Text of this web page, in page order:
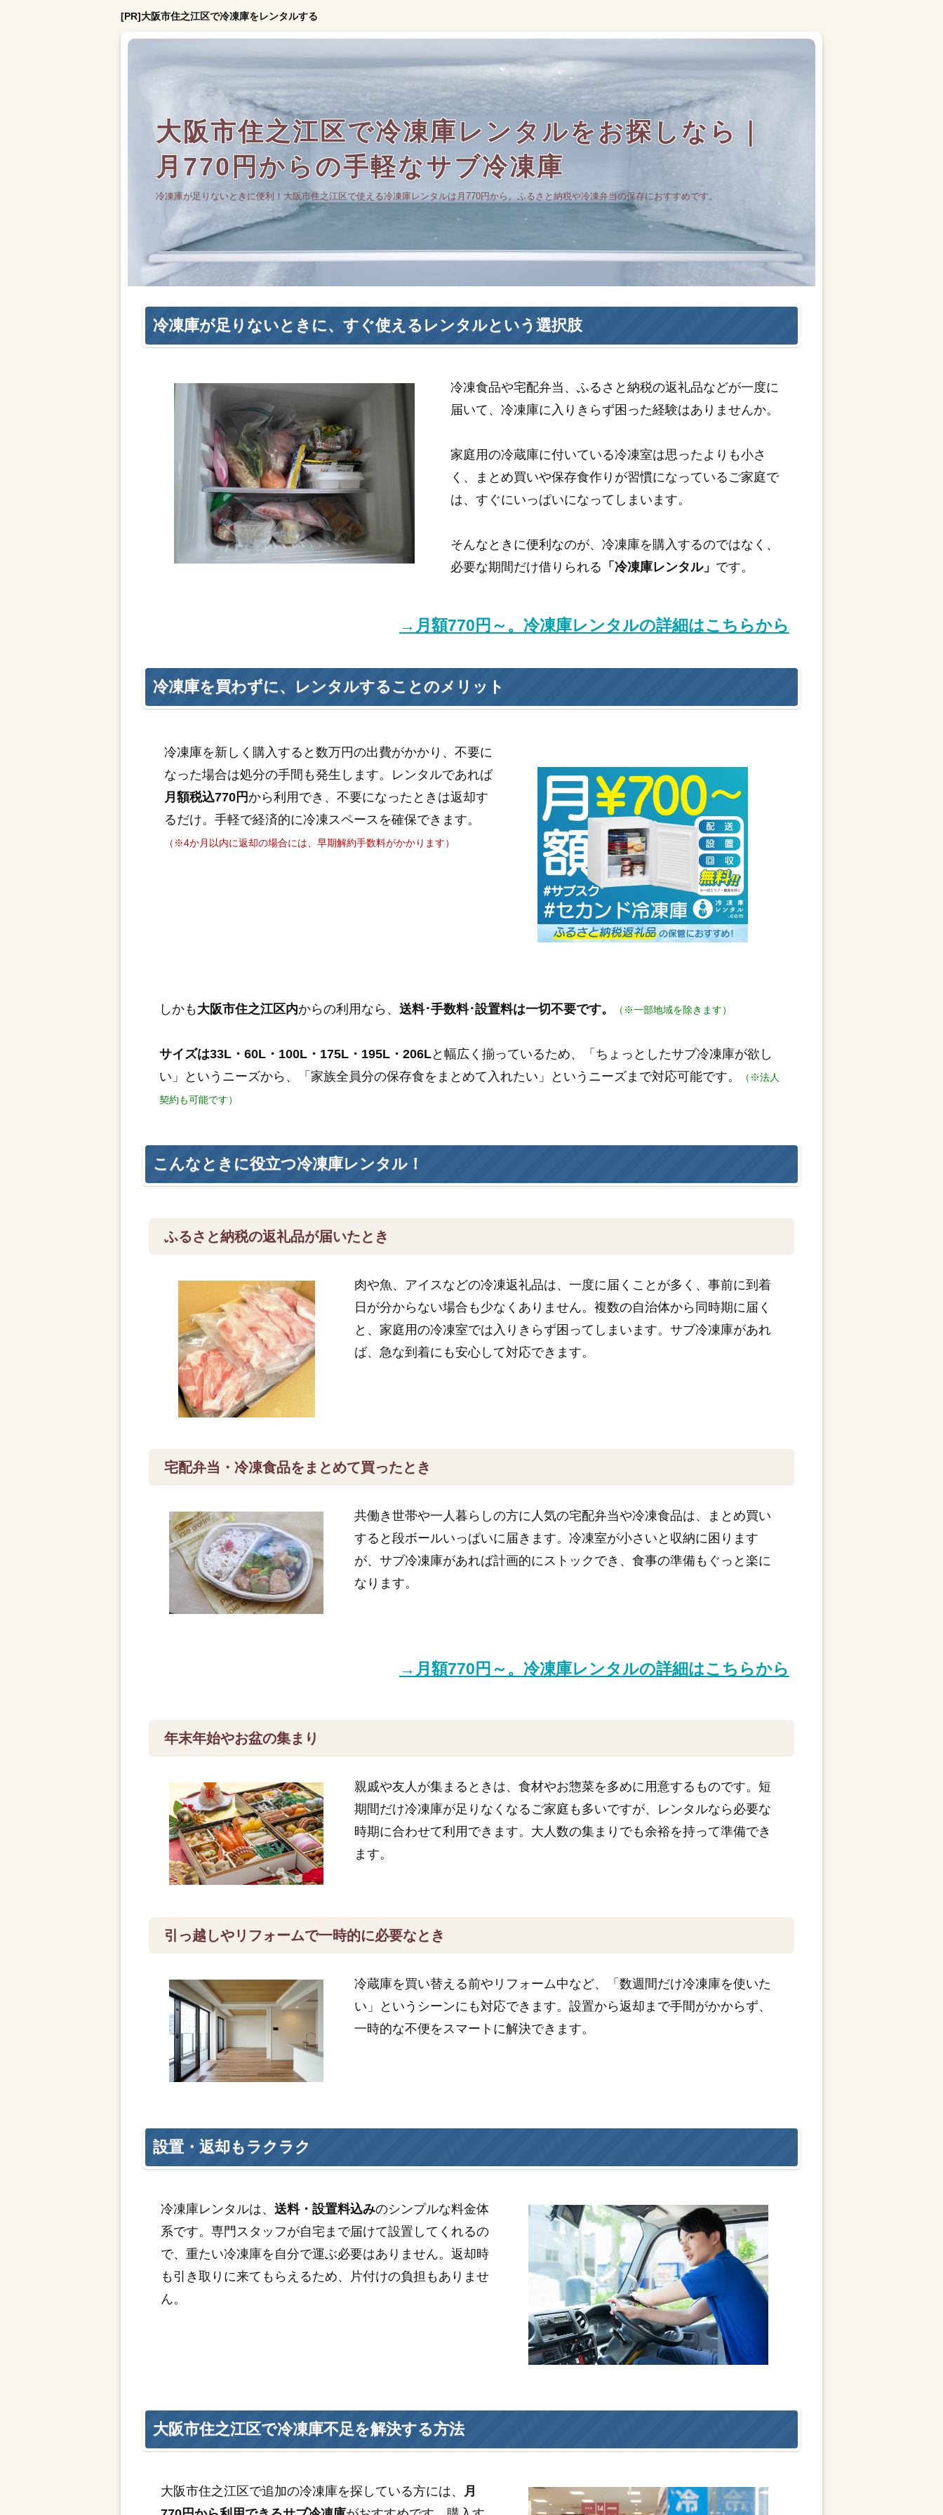
[PR]大阪市住之江区で冷凍庫をレンタルする
大阪市住之江区で冷凍庫レンタルをお探しなら｜
月770円からの手軽なサブ冷凍庫
冷凍庫が足りないときに便利！大阪市住之江区で使える冷凍庫レンタルは月770円から。ふるさと納税や冷凍弁当の保存におすすめです。
冷凍庫が足りないときに、すぐ使えるレンタルという選択肢
冷凍食品や宅配弁当、ふるさと納税の返礼品などが一度に
届いて、冷凍庫に入りきらず困った経験はありませんか。
家庭用の冷蔵庫に付いている冷凍室は思ったよりも小さ
く、まとめ買いや保存食作りが習慣になっているご家庭で
は、すぐにいっぱいになってしまいます。
そんなときに便利なのが、冷凍庫を購入するのではなく、
必要な期間だけ借りられる 「冷凍庫レンタル」 です。
→月額770円～。冷凍庫レンタルの詳細はこちらから
冷凍庫を買わずに、レンタルすることのメリット
冷凍庫を新しく購入すると数万円の出費がかかり、不要に
なった場合は処分の手間も発生します。レンタルであれば
月額税込770円から利用でき、不要になったときは返却す
るだけ。手軽で経済的に冷凍スペースを確保できます。
（※4か月以内に返却の場合には、早期解約手数料がかかります）
しかも 大阪市住之江区内からの利用なら、送料･手数料･設置料は一切不要です。 （※一部地域を除きます）
サイズは33L・60L・100L・175L・195L・206Lと幅広く揃っているため、「ちょっとしたサブ冷凍庫が欲し
い」というニーズから、「家族全員分の保存食をまとめて入れたい」というニーズまで対応可能です。
（※法人
契約も可能です）
こんなときに役立つ冷凍庫レンタル！
ふるさと納税の返礼品が届いたとき
肉や魚、アイスなどの冷凍返礼品は、一度に届くことが多く、事前に到着
日が分からない場合も少なくありません。複数の自治体から同時期に届く
と、家庭用の冷凍室では入りきらず困ってしまいます。サブ冷凍庫があれ
ば、急な到着にも安心して対応できます。
宅配弁当・冷凍食品をまとめて買ったとき
共働き世帯や一人暮らしの方に人気の宅配弁当や冷凍食品は、まとめ買い
すると段ボールいっぱいに届きます。冷凍室が小さいと収納に困ります
が、サブ冷凍庫があれば計画的にストックでき、食事の準備もぐっと楽に
なります。
→月額770円～。冷凍庫レンタルの詳細はこちらから
年末年始やお盆の集まり
親戚や友人が集まるときは、食材やお惣菜を多めに用意するものです。短
期間だけ冷凍庫が足りなくなるご家庭も多いですが、レンタルなら必要な
時期に合わせて利用できます。大人数の集まりでも余裕を持って準備でき
ます。
引っ越しやリフォームで一時的に必要なとき
冷蔵庫を買い替える前やリフォーム中など、「数週間だけ冷凍庫を使いた
い」というシーンにも対応できます。設置から返却まで手間がかからず、
一時的な不便をスマートに解決できます。
設置・返却もラクラク
冷凍庫レンタルは、送料・設置料込みのシンプルな料金体
系です。専門スタッフが自宅まで届けて設置してくれるの
で、重たい冷凍庫を自分で運ぶ必要はありません。返却時
も引き取りに来てもらえるため、片付けの負担もありませ
ん。
大阪市住之江区で冷凍庫不足を解決する方法
大阪市住之江区で追加の冷凍庫を探している方には、
月